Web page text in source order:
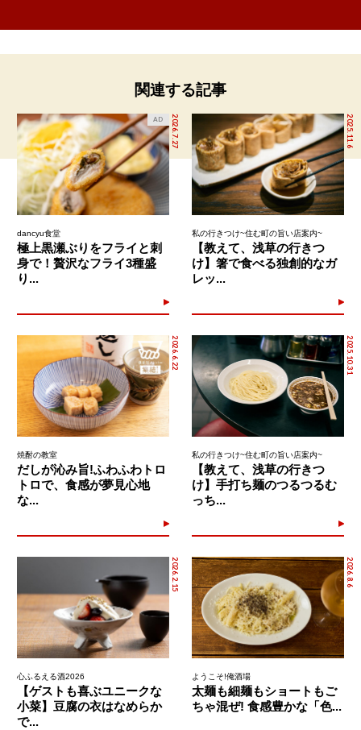
関連する記事
2026.7.27
AD
dancyu食堂
極上黒瀬ぶりをフライと刺
身で！贅沢なフライ3種盛
り...
2025.11.6
私の行きつけ~住む町の旨い店案内~
【教えて、浅草の行きつ
け】箸で食べる独創的なガ
レッ...
2026.6.22
焼酎の教室
だしが沁み旨!ふわふわトロ
トロで、食感が夢見心地
な...
2025.10.31
私の行きつけ~住む町の旨い店案内~
【教えて、浅草の行きつ
け】手打ち麺のつるつるむ
っち...
2026.2.15
心ふるえる酒2026
【ゲストも喜ぶユニークな
小菜】豆腐の衣はなめらか
で...
2026.8.6
ようこそ!俺酒場
太麺も細麺もショートもご
ちゃ混ぜ! 食感豊かな「色...